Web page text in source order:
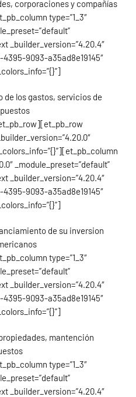
corporaciones y compañías
type=”1_3″
_builder_version=”4.20.4″
4395-9093-a35ad8e19145″
de los gastos, servicios de
_module_preset=”default”
_builder_version=”4.20.4″
4395-9093-a35ad8e19145″
de su inversion
type=”1_3″
_builder_version=”4.20.4″
4395-9093-a35ad8e19145″
mantención
type=”1_3″
_builder_version=”4.20.4″